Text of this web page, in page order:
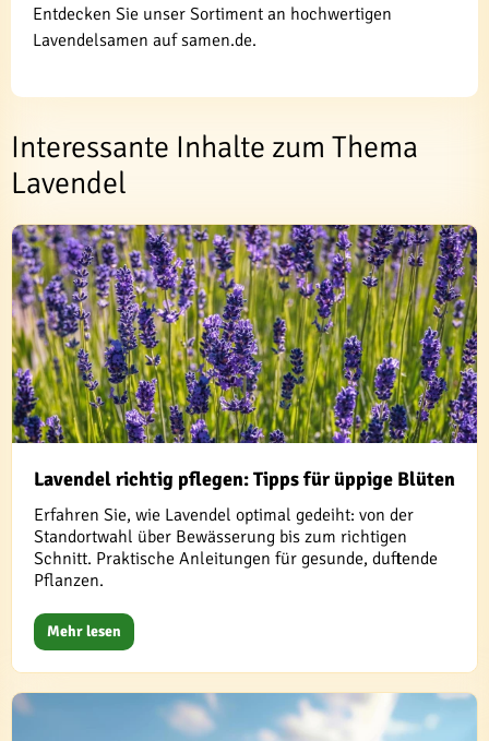
Entdecken Sie unser Sortiment an hochwertigen
Lavendelsamen auf samen.de.
Interessante Inhalte zum Thema
Lavendel
Lavendel richtig pflegen: Tipps für üppige Blüten
Erfahren Sie, wie Lavendel optimal gedeiht: von der
Standortwahl über Bewässerung bis zum richtigen
Schnitt. Praktische Anleitungen für gesunde, duftende
Pflanzen.
Mehr lesen